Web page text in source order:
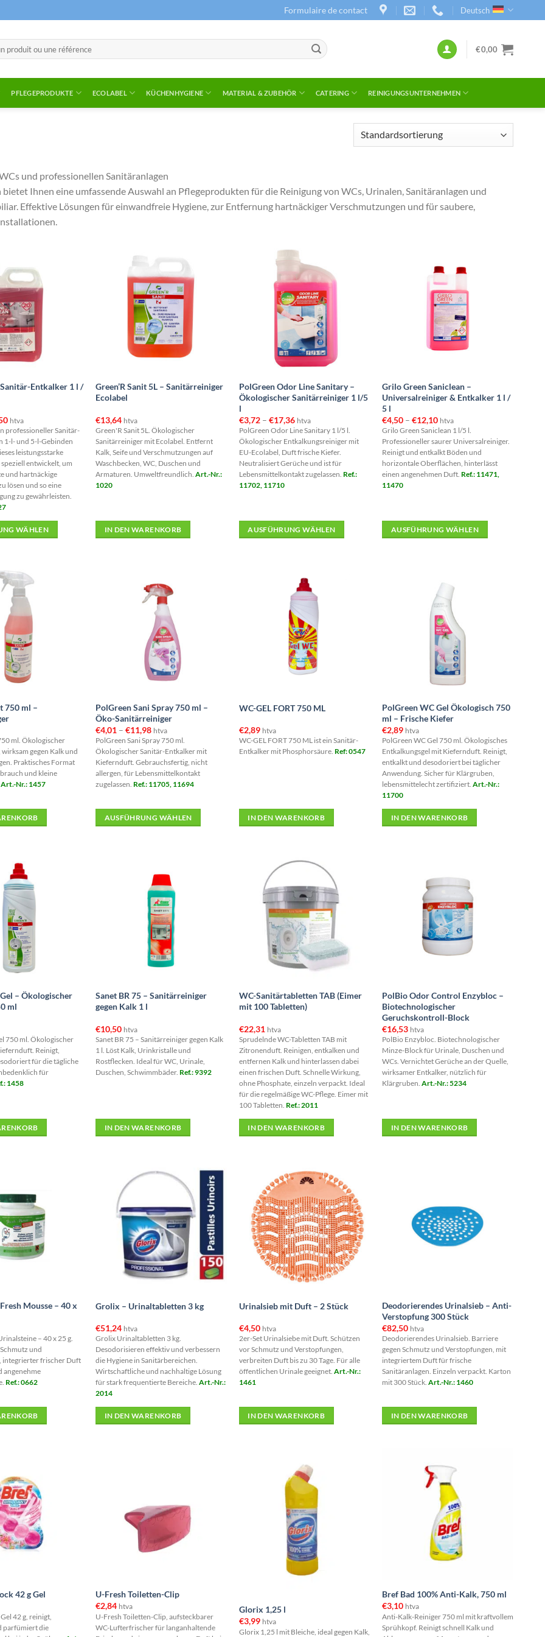
Formulaire de contact Deutsch
€0,00
PFLEGEPRODUKTE ECOLABEL KÜCHENHYGIENE MATERIAL & ZUBEHÖR CATERING REINIGUNGSUNTERNEHMEN
und professionellen Sanitäranlagen
bietet Ihnen eine umfassende Auswahl an Pflegeprodukten für die Reinigung von WCs, Urinalen, Sanitäranlagen und
Effektive Lösungen für einwandfreie Hygiene, zur Entfernung hartnäckiger Verschmutzungen und für saubere,
Sanitär-Entkalker 1 l /
Preisspanne:
€2,89
bis
€12,50
htva
professioneller Sanitär-
1-l- und 5-l-Gebinden
leistungsstarke
entwickelt, um
und hartnäckige
lösen und so eine
zu gewährleisten.
WÄHLEN
Green’R Sanit 5L – Sanitärreiniger
Ecolabel
€13,64 htva
Green'R Sanit 5L. Ökologischer
Sanitärreiniger mit Ecolabel. Entfernt
Kalk, Seife und Verschmutzungen auf
Waschbecken, WC, Duschen und
Armaturen. Umweltfreundlich. Art.-Nr.:
1020
IN DEN WARENKORB
PolGreen Odor Line Sanitary –
Ökologischer Sanitärreiniger 1 l/5
l
€3,72 – €17,36Preisspanne:
€3,72
bis
€17,36
htva
PolGreen Odor Line Sanitary 1 l/5 l.
Ökologischer Entkalkungsreiniger mit
EU-Ecolabel, Duft frische Kiefer.
Neutralisiert Gerüche und ist für
Lebensmittelkontakt zugelassen. Ref.:
11702, 11710
AUSFÜHRUNG WÄHLEN
gewählt
werden
Grilo Green Saniclean –
Universalreiniger & Entkalker 1 l /
5 l
€4,50 –€12,10Preisspanne:
€4,50
bis
€12,10
htva
Grilo Green Saniclean 1 l/5 l.
Professioneller saurer Universalreiniger.
Reinigt und entkalkt Böden und
horizontale Oberflächen, hinterlässt
einen angenehmen Duft. Ref.: 11471,
11470
AUSFÜHRUNG WÄHLEN
gewählt
werden
750 ml –
ml. Ökologischer
gegen Kalk und
Praktisches Format
und kleine
Art.-Nr.: 1457
PolGreen Sani Spray 750 ml –
Öko-Sanitärreiniger
€4,01 – €11,98Preisspanne:
€4,01
bis
€11,98
htva
PolGreen Sani Spray 750 ml.
Ökologischer Sanitär-Entkalker mit
Kiefernduft. Gebrauchsfertig, nicht
allergen, für Lebensmittelkontakt
zugelassen. Ref.: 11705, 11694
AUSFÜHRUNG WÄHLEN
gewählt
WC-GEL FORT 750 ML
€2,89 htva
WC-GEL FORT 750 ML ist ein Sanitär-
Entkalker mit Phosphorsäure. Ref: 0547
IN DEN WARENKORB
PolGreen WC Gel Ökologisch 750
ml – Frische Kiefer
€2,89 htva
PolGreen WC Gel 750 ml. Ökologisches
Entkalkungsgel mit Kiefernduft. Reinigt,
entkalkt und desodoriert bei täglicher
Anwendung. Sicher für Klärgruben,
lebensmittelecht zertifiziert.Art.-Nr.:
11700
IN DEN WARENKORB
Gel – Ökologischer
ml
750 ml. Ökologischer
Reinigt,
für die tägliche
für
1458
Sanet BR 75 – Sanitärreiniger
gegen Kalk 1 l
€10,50 htva
Sanet BR 75 – Sanitärreiniger gegen Kalk
1 l. Löst Kalk, Urinkristalle und
Rostflecken. Ideal für WC, Urinale,
Duschen, Schwimmbäder. Ref.: 9392
IN DEN WARENKORB
WC-Sanitärtabletten TAB (Eimer
mit 100 Tabletten)
€22,31 htva
Sprudelnde WC-Tabletten TAB mit
Zitronenduft. Reinigen, entkalken und
entfernen Kalk und hinterlassen dabei
einen frischen Duft. Schnelle Wirkung,
ohne Phosphate, einzeln verpackt. Ideal
für die regelmäßige WC-Pflege. Eimer mit
100 Tabletten. Ref.: 2011
IN DEN WARENKORB
PolBio Odor Control Enzybloc –
Biotechnologischer
Geruchskontroll-Block
€16,53 htva
PolBio Enzybloc. Biotechnologischer
Minze-Block für Urinale, Duschen und
WCs. Vernichtet Gerüche an der Quelle,
wirksamer Entkalker, nützlich für
Klärgruben.Art.-Nr.: 5234
IN DEN WARENKORB
Mousse – 40 x
– 40 x 25 g.
und
integrierter frischer Duft
angenehme
Ref.: 0662
Grolix – Urinaltabletten 3 kg
€51,24 htva
Grolix Urinaltabletten 3 kg.
Desodorisieren effektiv und verbessern
die Hygiene in Sanitärbereichen.
Wirtschaftliche und nachhaltige Lösung
für stark frequentierte Bereiche. Art.-Nr.:
2014
IN DEN WARENKORB
Urinalsieb mit Duft – 2 Stück
€4,50 htva
2er-Set Urinalsiebe mit Duft. Schützen
vor Schmutz und Verstopfungen,
verbreiten Duft bis zu 30 Tage. Für alle
öffentlichen Urinale geeignet. Art.-Nr.:
1461
IN DEN WARENKORB
Deodorierendes Urinalsieb – Anti-
Verstopfung 300 Stück
€82,50 htva
Deodorierendes Urinalsieb. Barriere
gegen Schmutz und Verstopfungen, mit
integriertem Duft für frische
Sanitäranlagen. Einzeln verpackt. Karton
mit 300 Stück.Art.-Nr.: 1460
IN DEN WARENKORB
42 g Gel
42 g, reinigt,
parfümiert die
U-Fresh Toiletten-Clip
€2,84 htva
U-Fresh Toiletten-Clip, aufsteckbarer
WC-Lufterfrischer für langanhaltende
Glorix 1,25 l
€3,99 htva
Glorix 1,25 l mit Bleiche, ideal gegen Kalk,
Bref Bad 100% Anti-Kalk, 750 ml
€3,10 htva
Anti-Kalk-Reiniger 750 ml mit kraftvollem
Sprühkopf. Reinigt schnell Kalk und